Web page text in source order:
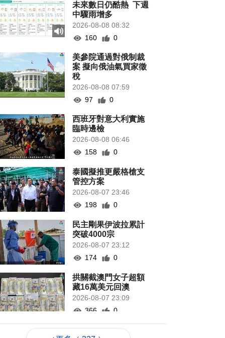
未來數日仍酷熱 下週
中驟雨增多
2026-08-08 08:32
160
0
美參院通過對俄制裁
案 擬向俄油氣買家徵
稅
2026-08-08 07:59
97
0
西班牙對意大利實施
臨時邊檢
2026-08-08 06:46
158
0
泰國擬推更嚴格槍支
管控方案
2026-08-07 23:46
198
0
民主剛果伊波拉累計
突破4000宗
2026-08-07 23:12
174
0
拱關截澳門女子超額
藏16萬美元回澳
2026-08-07 23:09
366
0